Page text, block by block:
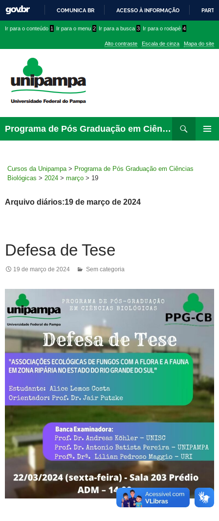
PARA
CONTEÚDO
COMUNICA BR ACESSO À INFORMAÇÃO
conteúdo
menu
superior
menu
Ir para o conteúdo 1 Ir para o menu 2 Ir para a busca 3 Ir para o rodapé 4
Alto contraste Escala de cinza Mapa do site
Programa de Pós Graduação em Ciências Biológicas
para
Cursos da Unipampa > Programa de Pós Graduação em Ciências
Biológicas > 2024 > março > 19
Arquivo diários:19 de março de 2024
Defesa de Tese
19 de março de 2024 Sem categoria